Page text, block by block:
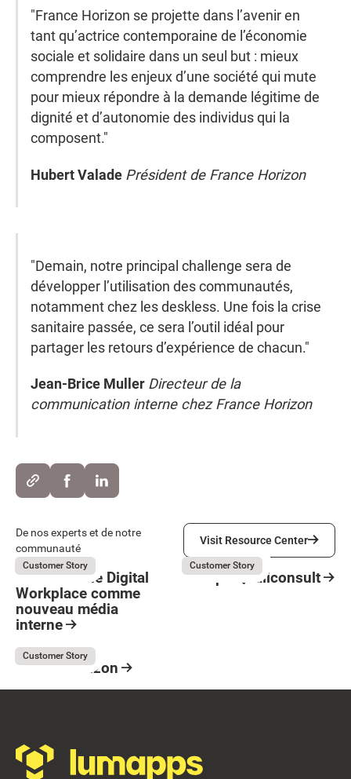
"France Horizon se projette dans l’avenir en
tant qu’actrice contemporaine de l’économie
sociale et solidaire dans un seul but : mieux
comprendre les enjeux d’une société qui mute
pour mieux répondre à la demande légitime de
dignité et d’autonomie des individus qui la
composent."
Hubert Valade Président de France Horizon
"Demain, notre principal challenge sera de
développer l’utilisation des communautés,
notamment chez les deskless. Une fois la crise
sanitaire passée, ce sera l’outil idéal pour
partager les retours d’expérience de chacun."
Jean-Brice Muller Directeur de la
communication interne chez France Horizon
Button Text
De nos experts et de notre
communauté
Visit Resource Center
Visit Resource Center
July 31, 2026
Customer Story
Believe
Believe : Une Digital
Workplace comme
nouveau média
interne
July 31, 2026
Customer Story
Groupe Qualiconsult
Groupe Qualiconsult
July 31, 2026
Customer Story
France Horizon
France Horizon